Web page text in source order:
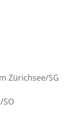
Zürichsee/SG
SO